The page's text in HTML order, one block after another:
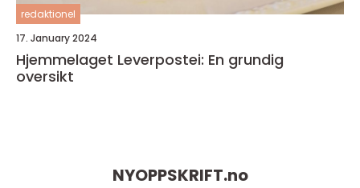
redaktionel
17. January 2024
Hjemmelaget Leverpostei: En grundig
oversikt
NYOPPSKRIFT.no